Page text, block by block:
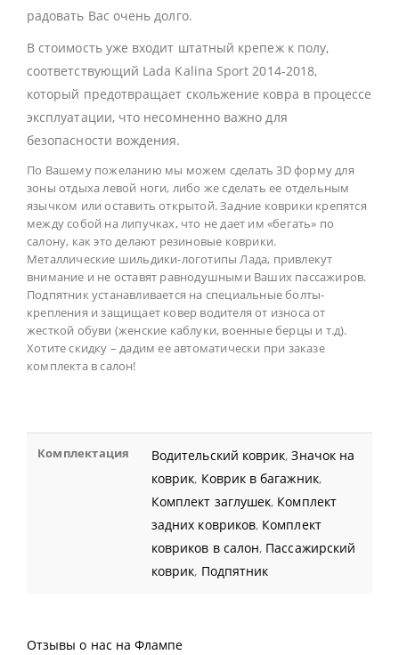
радовать Вас очень долго.
В стоимость уже входит штатный крепеж к полу,
соответствующий Lada Kalina Sport 2014-2018,
который предотвращает скольжение ковра в процессе
эксплуатации, что несомненно важно для
безопасности вождения.
По Вашему пожеланию мы можем сделать 3D форму для
зоны отдыха левой ноги, либо же сделать ее отдельным
язычком или оставить открытой. Задние коврики крепятся
между собой на липучках, что не дает им «бегать» по
салону, как это делают резиновые коврики.
Металлические шильдики-логотипы Лада, привлекут
внимание и не оставят равнодушными Ваших пассажиров.
Подпятник устанавливается на специальные болты-
крепления и защищает ковер водителя от износа от
жесткой обуви (женские каблуки, военные берцы и т.д).
Хотите скидку – дадим ее автоматически при заказе
комплекта в салон!
Комплектация Водительский коврик,Значок на
коврик, Коврик в багажник,
Комплект заглушек, Комплект
задних ковриков, Комплект
ковриков в салон, Пассажирский
коврик, Подпятник
Отзывы о нас на Флампе